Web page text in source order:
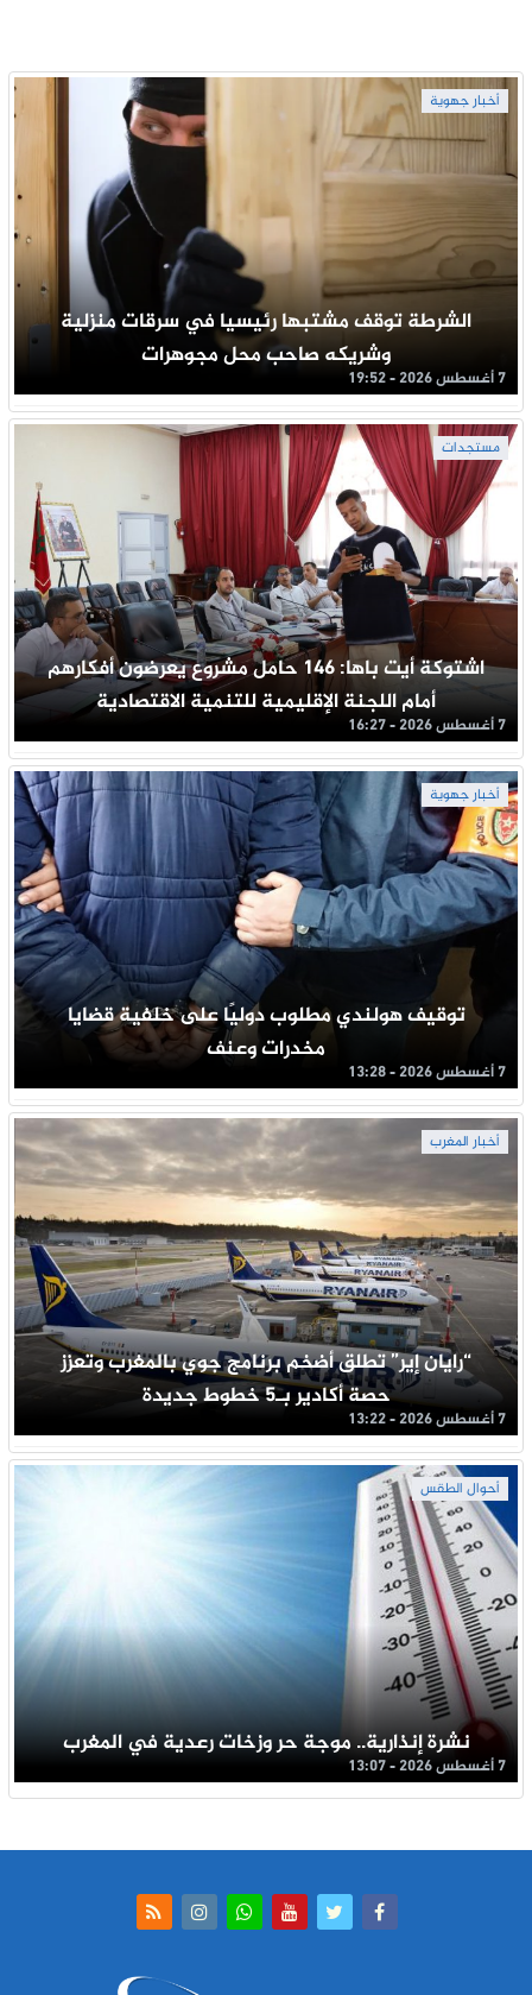
أخبار جهوية
الشرطة توقف مشتبها رئيسيا في سرقات منزلية
وشريكه صاحب محل مجوهرات
7 أغسطس 2026 - 19:52
مستجدات
اشتوكة أيت باها: 146 حامل مشروع يعرضون أفكارهم
أمام اللجنة الإقليمية للتنمية الاقتصادية
7 أغسطس 2026 - 16:27
أخبار جهوية
توقيف هولندي مطلوب دوليًا على خلفية قضايا
مخدرات وعنف
7 أغسطس 2026 - 13:28
أخبار المغرب
“رايان إير” تطلق أضخم برنامج جوي بالمغرب وتعزز
حصة أكادير بـ5 خطوط جديدة
7 أغسطس 2026 - 13:22
أحوال الطقس
نشرة إنذارية.. موجة حر وزخات رعدية في المغرب
7 أغسطس 2026 - 13:07